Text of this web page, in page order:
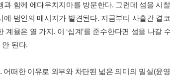
함께 에다우치지마를 방문한다. 그런데 섬을 시
범인의 메시지가 발견된다. 지금부터 사흘간 결
율은 열 가지. 이 ‘십계’를 준수한다면 섬을 나갈
된다.
떠한 이유로 외부와 차단된 넓은 의미의 밀실(윤